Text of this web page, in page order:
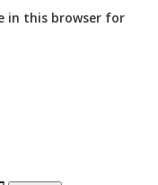
in this browser for